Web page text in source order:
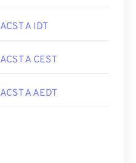
ACST A IDT
ACST A CEST
ACST A AEDT